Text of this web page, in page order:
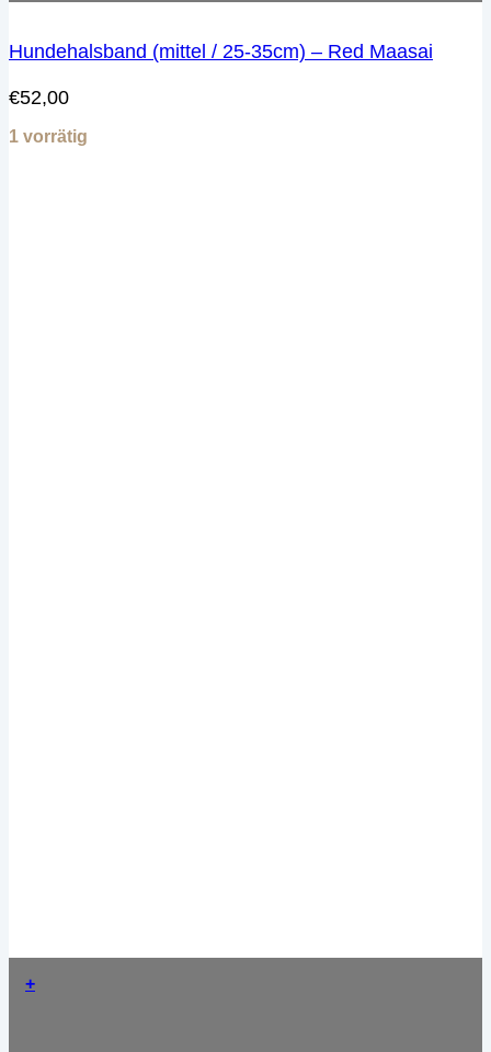
Hundehalsband (mittel / 25-35cm) – Red Maasai
€52,00
1 vorrätig
+